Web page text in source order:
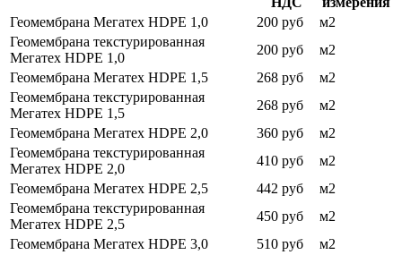
Геомембрана Мегатех HDPE 1,0
200 руб
м2
Геомембрана текстурированная
Мегатех HDPE 1,0
200 руб
м2
Геомембрана Мегатех HDPE 1,5
268 руб
м2
Геомембрана текстурированная
Мегатех HDPE 1,5
268 руб
м2
Геомембрана Мегатех HDPE 2,0
360 руб
м2
Геомембрана текстурированная
Мегатех HDPE 2,0
410 руб
м2
Геомембрана Мегатех HDPE 2,5
442 руб
м2
Геомембрана текстурированная
Мегатех HDPE 2,5
450 руб
м2
Геомембрана Мегатех HDPE 3,0
510 руб
м2